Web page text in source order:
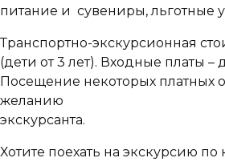
питание и сувениры, льготные
Транспортно-экскурсионная
(дети от 3 лет). Входные платы –
Посещение некоторых платных
желанию
экскурсанта.
Хотите поехать на экскурсию